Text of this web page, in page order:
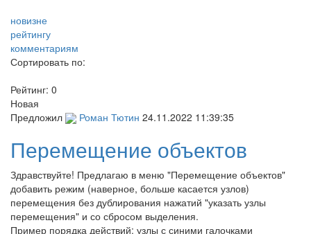
новизне
рейтингу
комментариям
Сортировать по:
Рейтинг: 0
Новая
Предложил
Роман Тютин 24.11.2022 11:39:35
Перемещение объектов
Здравствуйте! Предлагаю в меню "Перемещение объектов"
добавить режим (наверное, больше касается узлов)
перемещения без дублирования нажатий "указать узлы
перемещения" и со сбросом выделения.
Пример порядка действий: узлы с синими галочками